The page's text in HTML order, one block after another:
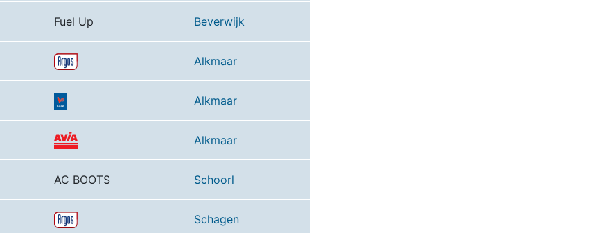
Fuel Up Beverwijk
Alkmaar
Alkmaar
Alkmaar
AC BOOTS Schoorl
Schagen